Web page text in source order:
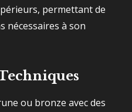
permettant de
nécessaires à son
ou bronze avec des